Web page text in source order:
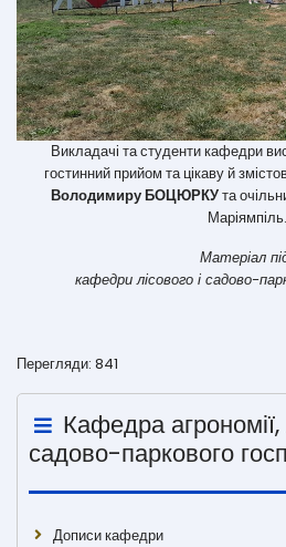
Викладачі та студенти кафедри
гостинний прийом та цікаву й
Володимиру БОЦЮРКУта
Маріямпіль.
Матеріал
кафедри лісового і садово-
Перегляди: 841
Кафедра агрономії,
садово-паркового
Дописи кафедри